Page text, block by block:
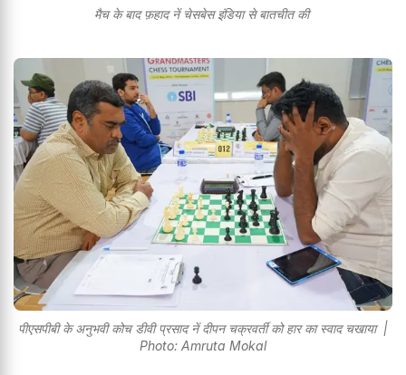
मैच के बाद फ़हाद नें चेसबेस इंडिया से बातचीत की
पीएसपीबी के अनुभवी कोच डीवी प्रसाद नें दीपन चक्रवर्ती को हार का स्वाद चखाया |
Photo: Amruta Mokal